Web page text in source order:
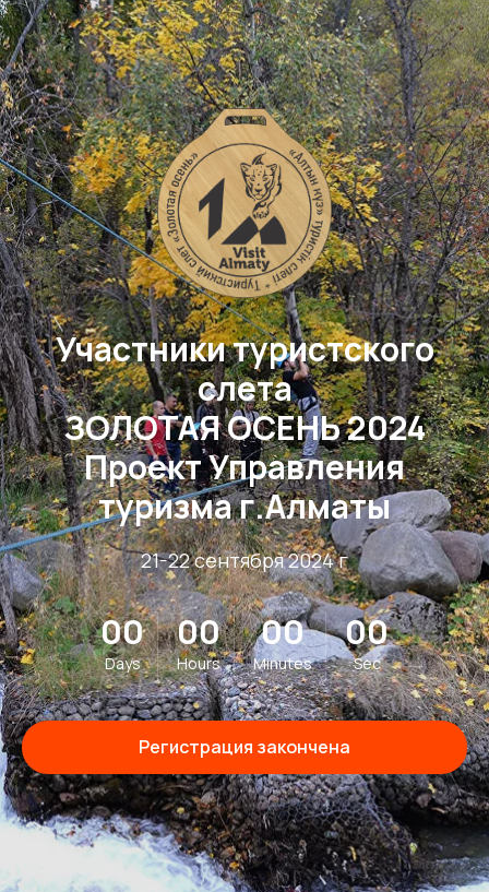
Участники туристского
слета
ЗОЛОТАЯ ОСЕНЬ 2024
Проект Управления
туризма г.Алматы
21-22 сентября 2024 г
00
Days
00
Hours
00
Minutes
00
Sec
Регистрация закончена